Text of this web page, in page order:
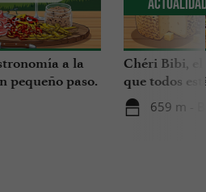
a la
pequeño paso.
Chéri Bibi,
que todos
659 m -